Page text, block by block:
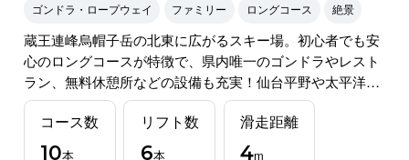
ゴンドラ・ロープウェイ ファミリー ロングコース 絶景
蔵王連峰烏帽子岳の北東に広がるスキー場。初心者でも安
心のロングコースが特徴で、県内唯一のゴンドラやレスト
ラン、無料休憩所などの設備も充実！仙台平野や太平洋を
眺めながら楽しめる絶景ダウンヒルを堪能しよう。
コース数
10本
リフト数
6本
滑走距離
4m